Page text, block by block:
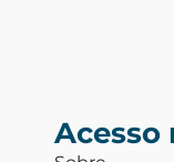
Acesso